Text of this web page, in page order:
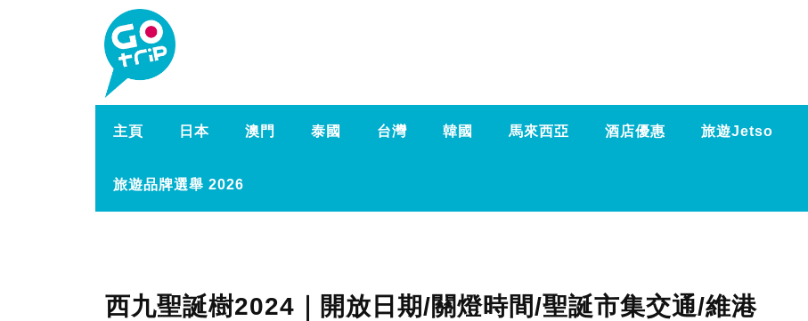
主頁 日本 澳門 泰國 台灣 韓國 馬來西亞 酒店優惠 旅遊Jetso
旅遊品牌選舉 2026
西九聖誕樹2024｜開放日期/關燈時間/聖誕市集交通/維港